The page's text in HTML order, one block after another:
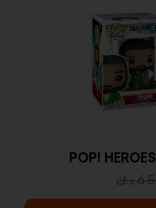
POP!
د.ك